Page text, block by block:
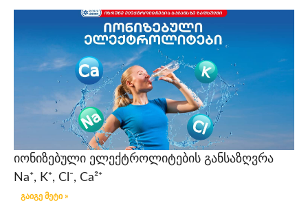
იონიზებული ელექტროლიტების განსაზღვრა
Na⁺, K⁺, Cl⁻, Ca²⁺
გაიგე მეტი »